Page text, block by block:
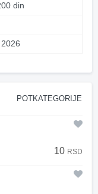
din
2026
POTKATEGORIJE
10 RSD